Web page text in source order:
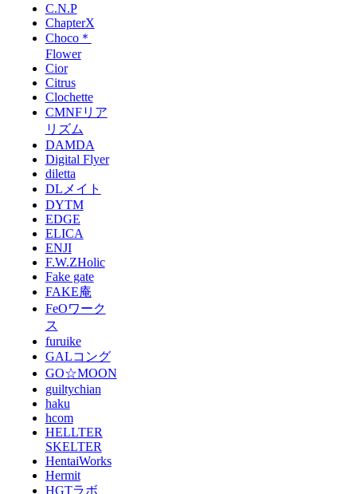
C.N.P
ChapterX
Choco＊
Flower
Cior
Citrus
Clochette
CMNFリア
リズム
DAMDA
Digital Flyer
diletta
DLメイト
DYTM
EDGE
ELICA
ENJI
F.W.ZHolic
Fake gate
FAKE庵
FeOワーク
ス
furuike
GALコング
GO☆MOON
guiltychian
haku
hcom
HELLTER
SKELTER
HentaiWorks
Hermit
HGTラボ